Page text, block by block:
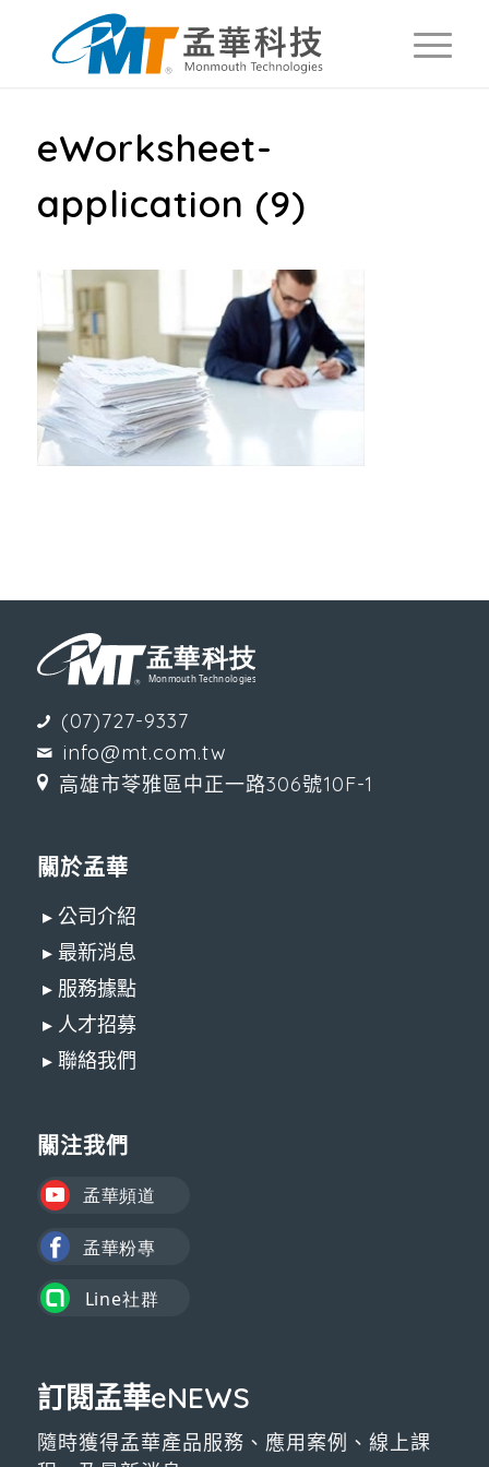
eWorksheet-
application (9)
(07)727-9337
info@mt.com.tw
高雄市苓雅區中正一路306號10F-1
關於孟華
▸ 公司介紹
▸ 最新消息
▸ 服務據點
▸ 人才招募
▸ 聯絡我們
關注我們
訂閱孟華eNEWS
隨時獲得孟華產品服務、應用案例、線上課